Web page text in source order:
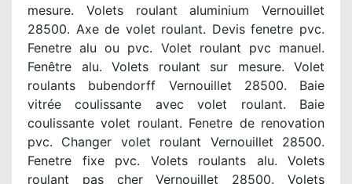
mesure. Volets roulant aluminium Vernouillet
28500. Axe de volet roulant. Devis fenetre pvc.
Fenetre alu ou pvc. Volet roulant pvc manuel.
Fenêtre alu. Volets roulant sur mesure. Volet
roulants bubendorff Vernouillet 28500. Baie
vitrée coulissante avec volet roulant. Baie
coulissante volet roulant. Fenetre de renovation
pvc. Changer volet roulant Vernouillet 28500.
Fenetre fixe pvc. Volets roulants alu. Volets
roulant pas cher Vernouillet 28500. Volets